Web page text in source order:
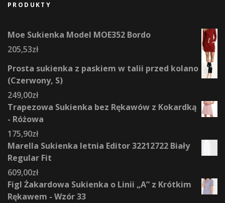
PRODUKTY
Moe Sukienka Model MOE352 Bordo
205,53zł
Prosta sukienka z paskiem w talii przed kolano
(Czerwony, S)
249,00zł
Trapezowa Sukienka bez Rękawów z Kokardką
- Różowa
175,90zł
Marella Sukienka letnia Editor 32212722 Biały
Regular Fit
609,00zł
Figl Żakardowa Sukienka o Linii „A” z Krótkim
Rękawem - Wzór 33